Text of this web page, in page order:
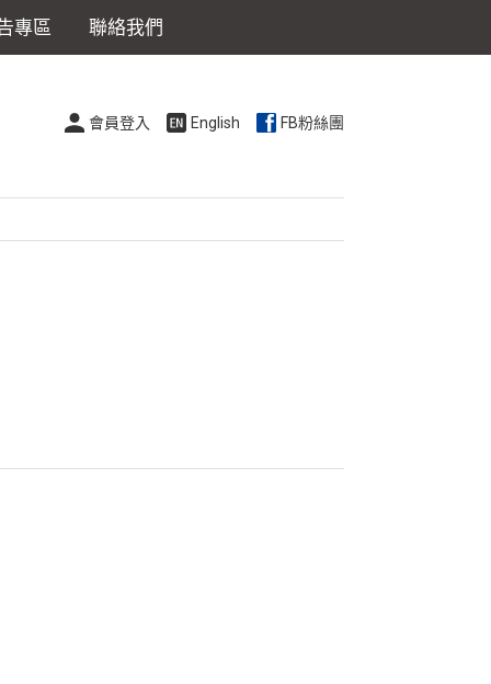
專區 聯絡我們
會員登入 English FB粉絲團